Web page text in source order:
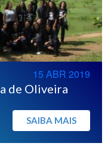
de Oliveira
15 ABR 2019
SAIBA MAIS